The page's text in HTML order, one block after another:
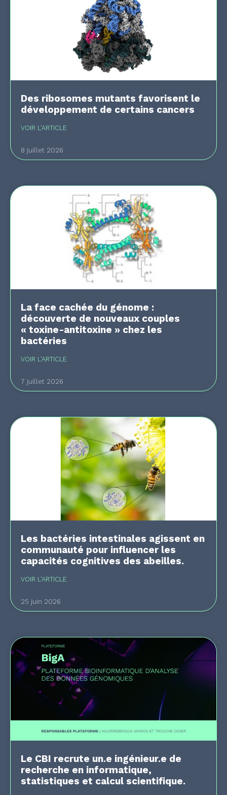
Des ribosomes mutants favorisent le
développement de certains cancers
VOIR L'ARTICLE
8 juillet 2026
La face cachée du génome :
découverte de nouveaux couples
« toxine-antitoxine » chez les
bactéries
VOIR L'ARTICLE
7 juillet 2026
Les bactéries intestinales agissent en
communauté pour influencer les
capacités cognitives des abeilles.
VOIR L'ARTICLE
25 juin 2026
Le CBI recrute un.e ingénieur.e de
recherche en informatique,
statistiques et calcul scientifique.